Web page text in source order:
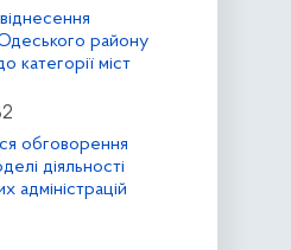
району
категорії міст
обговорення
діяльності
адміністрацій